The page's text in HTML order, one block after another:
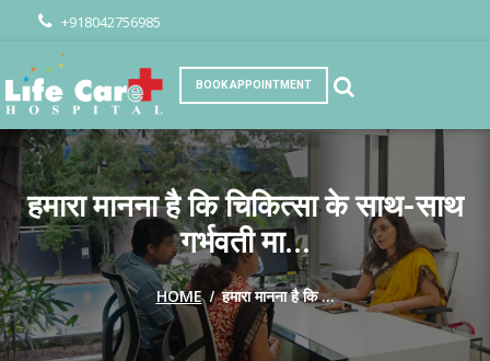
+918042756985
BOOK APPOINTMENT
हमारा मानना ​​है कि चिकित्सा के साथ-साथ
गर्भवती मा...
HOME/हमारा मानना ​​है कि ...